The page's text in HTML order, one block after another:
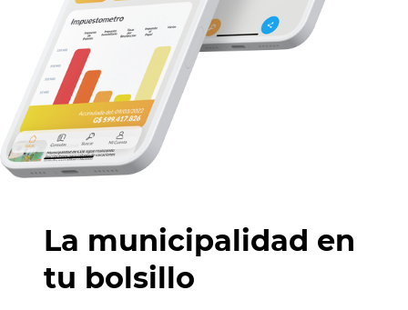
La municipalidad en
tu bolsillo